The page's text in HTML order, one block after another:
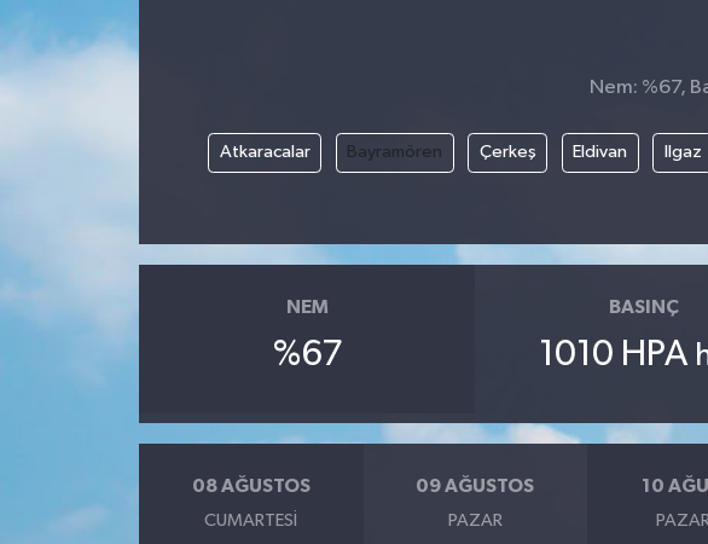
Nem: %67,
Atkaracalar Bayramören Çerkeş Eldivan Ilgaz
NEM
%67
BASINÇ
1010 HPA
08 AĞUSTOS
CUMARTESI
09 AĞUSTOS
PAZAR
10
ÖZEL HABER
RESMİ REKLAM